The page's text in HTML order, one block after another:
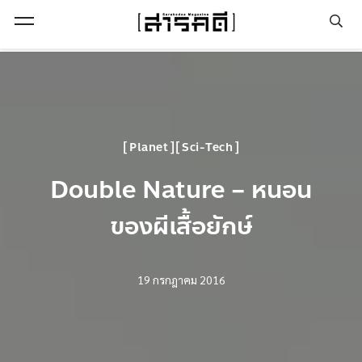
Planet Sci-Tech
Double Nature – หนอน
ของผีเสื้อยักษ์
19 กรกฎาคม 2016